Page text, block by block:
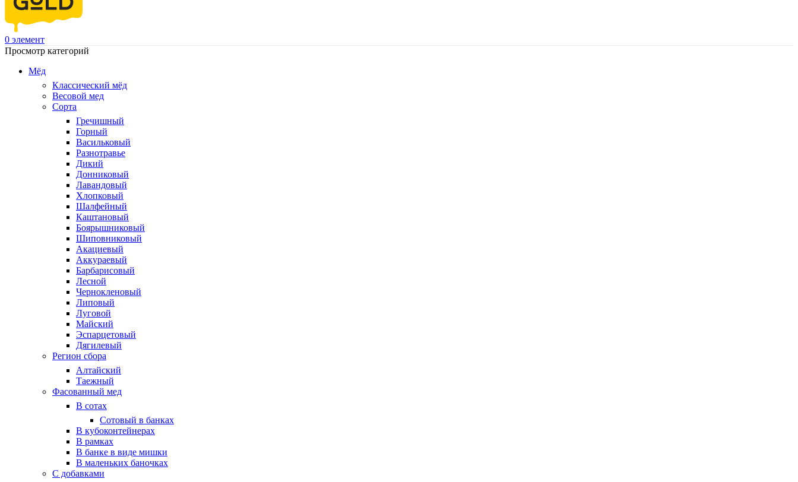
0 элемент
Просмотр категорий
Мёд
Классический мёд
Весовой мед
Сорта
Гречишный
Горный
Васильковый
Разнотравье
Дикий
Донниковый
Лавандовый
Хлопковый
Шалфейный
Каштановый
Боярышниковый
Шиповниковый
Акациевый
Аккураевый
Барбарисовый
Лесной
Чернокленовый
Липовый
Луговой
Майский
Эспарцетовый
Дягилевый
Регион сбора
Алтайский
Таежный
Фасованный мед
В сотах
Сотовый в банках
В кубоконтейнерах
В рамках
В банке в виде мишки
В маленьких баночках
С добавками